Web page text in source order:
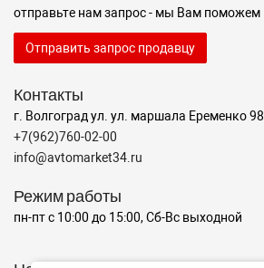
отправьте нам запрос - мы Вам поможем
Отправить запрос продавцу
Контакты
г. Волгоград ул. ул. маршала Еременко 98
+7(962)760-02-00
info@avtomarket34.ru
Режим работы
пн-пт с 10:00 до 15:00, Сб-Вс выходной